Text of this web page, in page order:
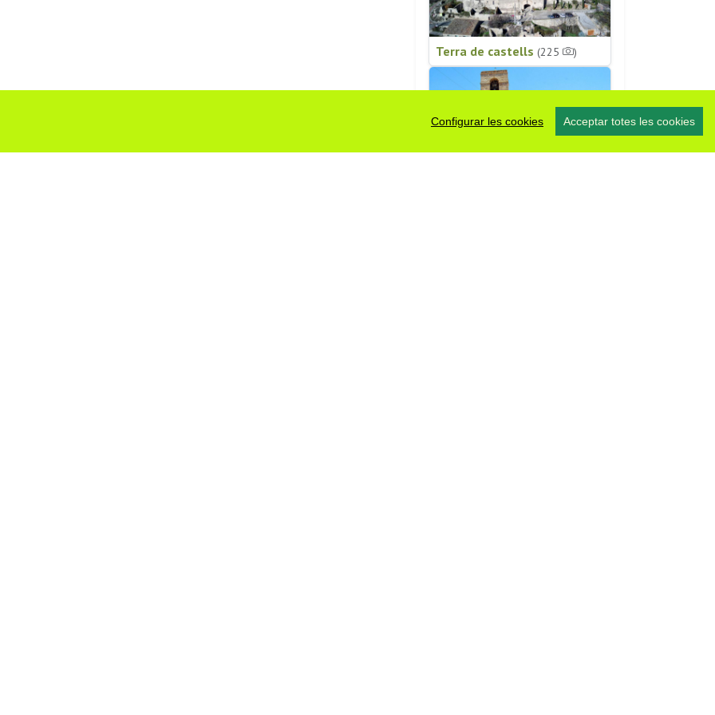
Configurar les cookies Acceptar totes les cookies
Terra de castells (225 )